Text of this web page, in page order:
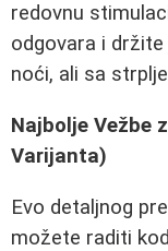
redovnu
odgovara i
noći, ali sa
Najbolje Vežbe
Varijanta)
Evo detaljnog
možete raditi